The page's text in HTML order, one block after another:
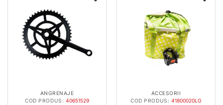
ANGRENAJE
COD PRODUS: 40651529
ACCESORII
COD PRODUS: 41800020LG